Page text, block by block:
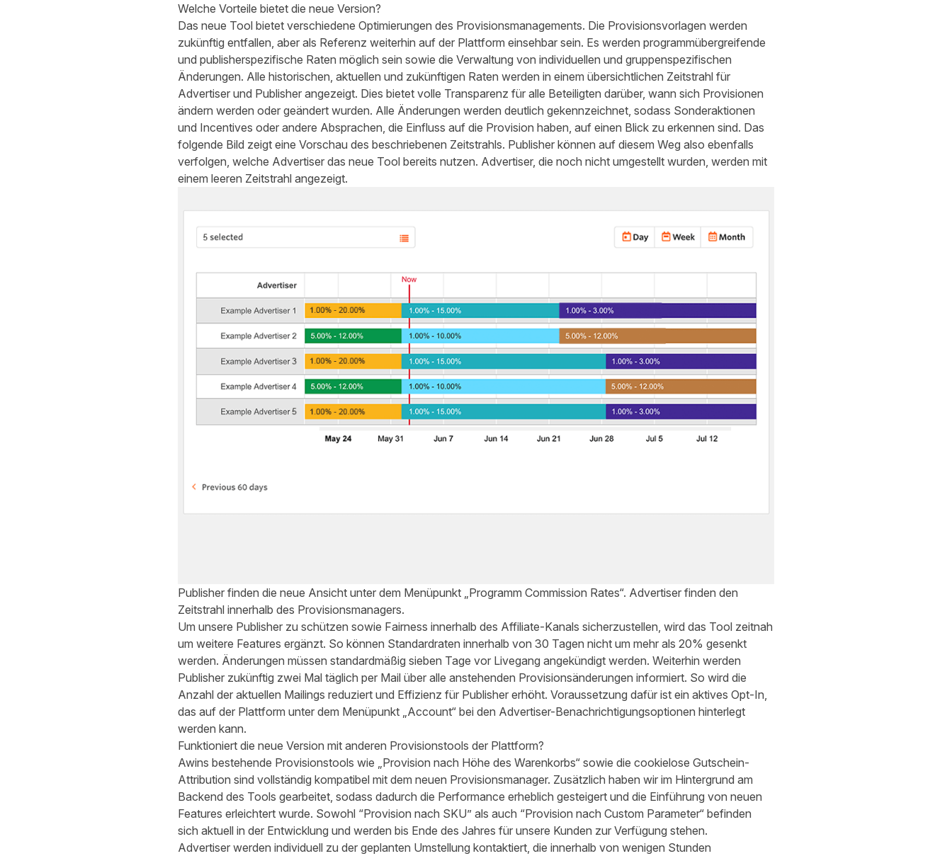
Welche Vorteile bietet die neue Version?
Das neue Tool bietet verschiedene Optimierungen des Provisionsmanagements. Die Provisionsvorlagen werden
zukünftig entfallen, aber als Referenz weiterhin auf der Plattform einsehbar sein. Es werden programmübergreifende
und publisherspezifische Raten möglich sein sowie die Verwaltung von individuellen und gruppenspezifischen
Änderungen. Alle historischen, aktuellen und zukünftigen Raten werden in einem übersichtlichen Zeitstrahl für
Advertiser und Publisher angezeigt. Dies bietet volle Transparenz für alle Beteiligten darüber, wann sich Provisionen
ändern werden oder geändert wurden. Alle Änderungen werden deutlich gekennzeichnet, sodass Sonderaktionen
und Incentives oder andere Absprachen, die Einfluss auf die Provision haben, auf einen Blick zu erkennen sind. Das
folgende Bild zeigt eine Vorschau des beschriebenen Zeitstrahls. Publisher können auf diesem Weg also ebenfalls
verfolgen, welche Advertiser das neue Tool bereits nutzen. Advertiser, die noch nicht umgestellt wurden, werden mit
einem leeren Zeitstrahl angezeigt.
Publisher finden die neue Ansicht unter dem Menüpunkt „Programm Commission Rates“. Advertiser finden den
Zeitstrahl innerhalb des Provisionsmanagers.
Um unsere Publisher zu schützen sowie Fairness innerhalb des Affiliate-Kanals sicherzustellen, wird das Tool zeitnah
um weitere Features ergänzt. So können Standardraten innerhalb von 30 Tagen nicht um mehr als 20% gesenkt
werden. Änderungen müssen standardmäßig sieben Tage vor Livegang angekündigt werden. Weiterhin werden
Publisher zukünftig zwei Mal täglich per Mail über alle anstehenden Provisionsänderungen informiert. So wird die
Anzahl der aktuellen Mailings reduziert und Effizienz für Publisher erhöht. Voraussetzung dafür ist ein aktives Opt-In,
das auf der Plattform unter dem Menüpunkt „Account“ bei den Advertiser-Benachrichtigungsoptionen hinterlegt
werden kann.
Funktioniert die neue Version mit anderen Provisionstools der Plattform?
Awins bestehende Provisionstools wie „Provision nach Höhe des Warenkorbs“ sowie die cookielose Gutschein-
Attribution sind vollständig kompatibel mit dem neuen Provisionsmanager. Zusätzlich haben wir im Hintergrund am
Backend des Tools gearbeitet, sodass dadurch die Performance erheblich gesteigert und die Einführung von neuen
Features erleichtert wurde. Sowohl “Provision nach SKU” als auch “Provision nach Custom Parameter“ befinden
sich aktuell in der Entwicklung und werden bis Ende des Jahres für unsere Kunden zur Verfügung stehen.
Advertiser werden individuell zu der geplanten Umstellung kontaktiert, die innerhalb von wenigen Stunden